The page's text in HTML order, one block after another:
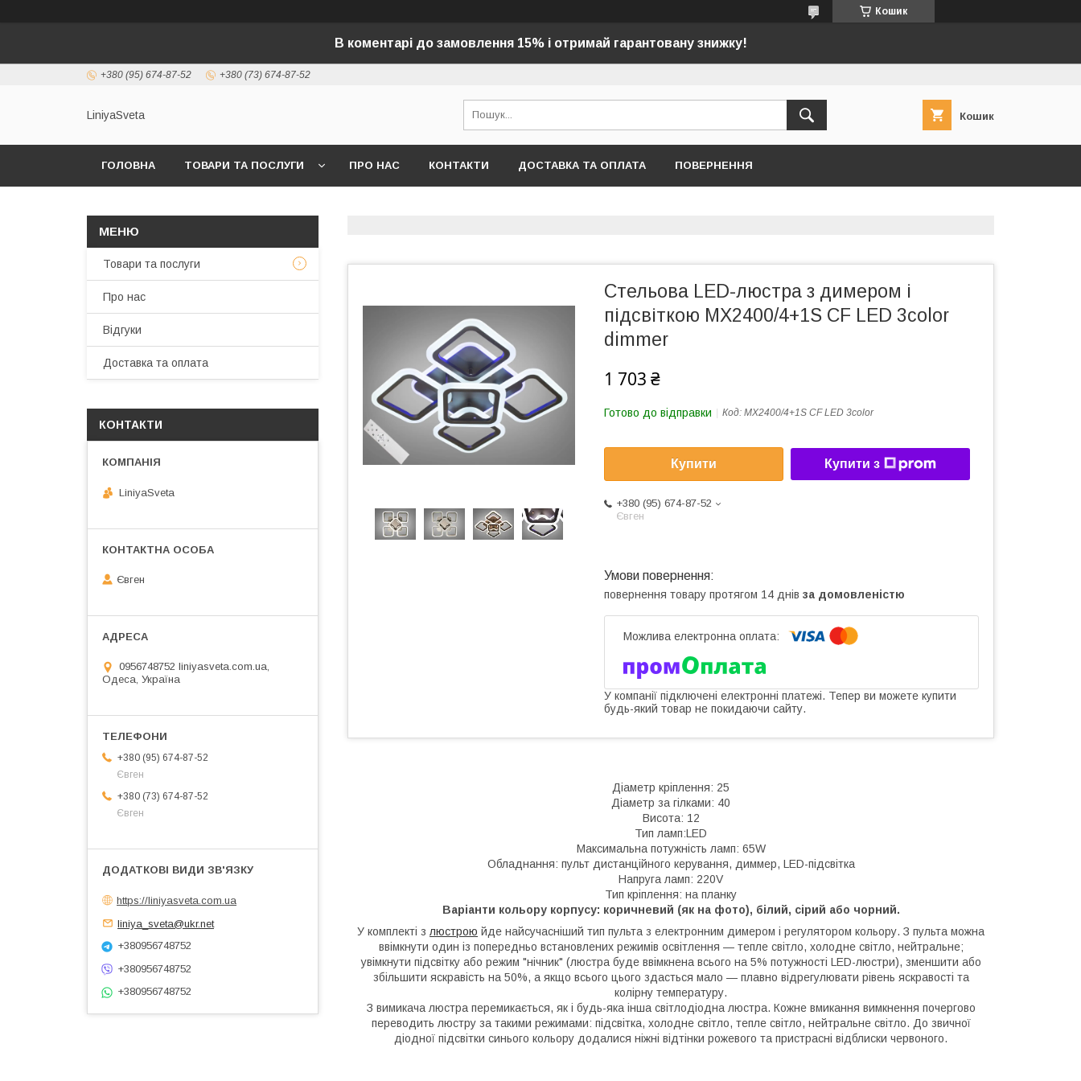
Кошик
В коментарі до замовлення 15% і отримай гарантовану знижку!
+380 (95) 674-87-52 +380 (73) 674-87-52
LiniyaSveta Кошик
ГОЛОВНА ТОВАРИ ТА ПОСЛУГИ ПРО НАС КОНТАКТИ ДОСТАВКА ТА ОПЛАТА ПОВЕРНЕННЯ
Стельова LED-люстра з димером і
підсвіткою MX2400/4+1S CF LED 3color
dimmer
1 703 ₴
Готово до відправки Код: MX2400/4+1S CF LED 3color
Купити Купити з
+380 (95) 674-87-52
Євген
повернення товару протягом 14 днів за домовленістю
У компанії підключені електронні платежі. Тепер ви можете купити
будь-який товар не покидаючи сайту.
Діаметр кріплення: 25
Діаметр за гілками: 40
Висота: 12
Тип ламп:LED
Максимальна потужність ламп: 65W
Обладнання: пульт дистанційного керування, диммер, LED-підсвітка
Напруга ламп: 220V
Тип кріплення: на планку
Варіанти кольору корпусу: коричневий (як на фото), білий, сірий або чорний.
У комплекті з люстрою йде найсучасніший тип пульта з електронним димером і регулятором кольору. З пульта можна
ввімкнути один із попередньо встановлених режимів освітлення — тепле світло, холодне світло, нейтральне;
увімкнути підсвітку або режим "нічник" (люстра буде ввімкнена всього на 5% потужності LED-люстри), зменшити або
збільшити яскравість на 50%, а якщо всього цього здасться мало — плавно відрегулювати рівень яскравості та
колірну температуру.
З вимикача люстра перемикається, як і будь-яка інша світлодіодна люстра. Кожне вмикання вимкнення почергово
переводить люстру за такими режимами: підсвітка, холодне світло, тепле світло, нейтральне світло. До звичної
діодної підсвітки синього кольору додалися ніжні відтінки рожевого та пристрасні відблиски червоного.
Товари та послуги
Про нас
Відгуки
Доставка та оплата
КОНТАКТИ
LiniyaSveta
Євген
0956748752 liniyasveta.com.ua,
Одеса, Україна
+380 (95) 674-87-52
Євген
+380 (73) 674-87-52
Євген
https://liniyasveta.com.ua
liniya_sveta@ukr.net
+380956748752
+380956748752
+380956748752